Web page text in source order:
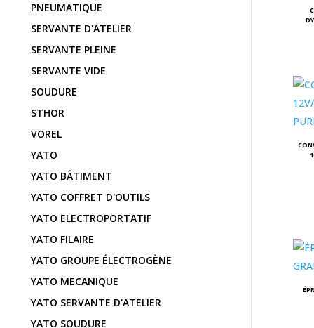
PNEUMATIQUE
SERVANTE D'ATELIER
SERVANTE PLEINE
SERVANTE VIDE
SOUDURE
STHOR
VOREL
YATO
YATO BÂTIMENT
YATO COFFRET D'OUTILS
YATO ELECTROPORTATIF
YATO FILAIRE
YATO GROUPE ÉLECTROGÈNE
YATO MECANIQUE
YATO SERVANTE D'ATELIER
YATO SOUDURE